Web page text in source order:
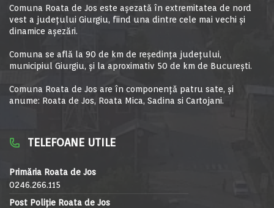
Comuna Roata de Jos este aşezată în extremitatea de nord
vest a judeţului Giurgiu, fiind una dintre cele mai vechi şi
dinamice aşezări.
Comuna se află la 90 de km de reşedinţa judeţului,
municipiul Giurgiu, şi la aproximativ 50 de km de Bucureşti.
Comuna Roata de Jos are în componență patru sate, și
anume: Roata de Jos, Roata Mica, Sadina si Cartojani.
TELEFOANE UTILE
Primăria Roata de Jos
0246.266.115
Post Poliție Roata de Jos